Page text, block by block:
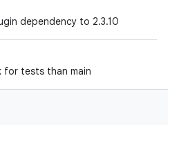
dependency to 2.3.10
for tests than main